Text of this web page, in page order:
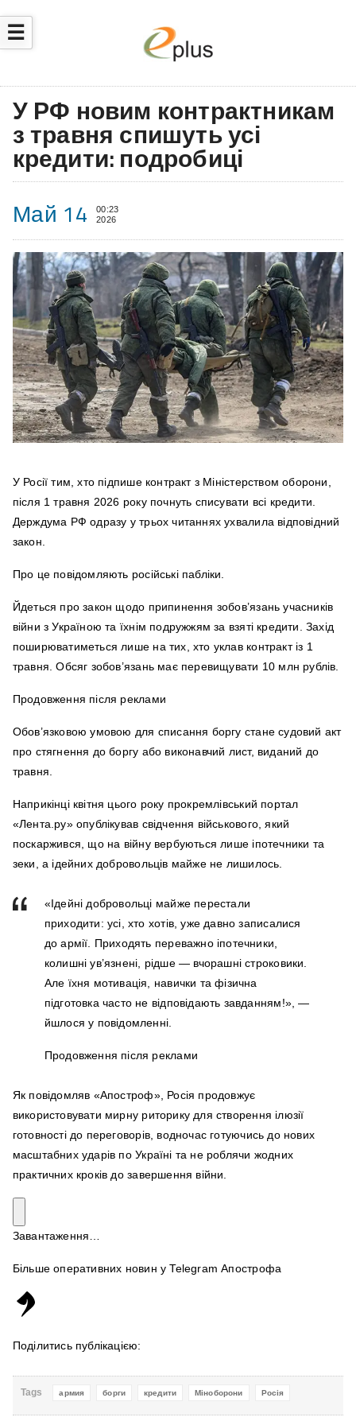
☰
У РФ новим контрактникам
з травня спишуть усі
кредити: подробиці
Май 14
00:23
2026
У Росії тим, хто підпише контракт з Міністерством оборони,
після 1 травня 2026 року почнуть списувати всі кредити.
Держдума РФ одразу у трьох читаннях ухвалила відповідний
закон.
Про це повідомляють російські пабліки.
Йдеться про закон щодо припинення зобов’язань учасників
війни з Україною та їхнім подружжям за взяті кредити. Захід
поширюватиметься лише на тих, хто уклав контракт із 1
травня. Обсяг зобов’язань має перевищувати 10 млн рублів.
Продовження після реклами
Обов’язковою умовою для списання боргу стане судовий акт
про стягнення до боргу або виконавчий лист, виданий до
травня.
Наприкінці квітня цього року прокремлівський портал
«Лента.ру» опублікував свідчення військового, який
поскаржився, що на війну вербуються лише іпотечники та
зеки, а ідейних добровольців майже не лишилось.
«Ідейні добровольці майже перестали
приходити: усі, хто хотів, уже давно записалися
до армії. Приходять переважно іпотечники,
колишні ув’язнені, рідше — вчорашні строковики.
Але їхня мотивація, навички та фізична
підготовка часто не відповідають завданням!», —
йшлося у повідомленні.
Продовження після реклами
Як повідомляв «Апостроф», Росія продовжує
використовувати мирну риторику для створення ілюзії
готовності до переговорів, водночас готуючись до нових
масштабних ударів по Україні та не роблячи жодних
практичних кроків до завершення війни.
Завантаження…
Більше оперативних новин у Telegram Апострофа
Поділитись публікацією:
Tags армия борги кредити Міноборони Росія